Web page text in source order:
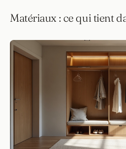
Matériaux : ce qui tient